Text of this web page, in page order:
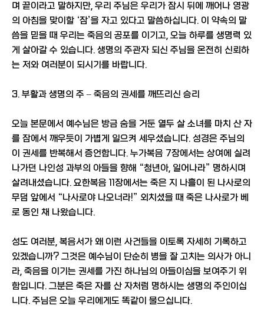
며 끝이라고 말하지만, 우리 주님은 우리가 잠시 뒤에 깨어나 영광
의 아침을 맞이할 ‘잠’을 자고 있다고 말씀하십니다. 이 약속의 말
씀을 믿을 때 우리는 죽음의 공포를 이기고, 오늘 하루를 생명력 있
게 살아갈 수 있습니다. 생명의 주관자 되신 주님을 온전히 신뢰하
는 저와 여러분이 되시기를 바랍니다.
3. 부활과 생명의 주 – 죽음의 권세를 깨뜨리신 승리
오늘 본문에서 예수님은 방금 숨을 거둔 열두 살 소녀를 마치 산 자
를 잠에서 깨우듯이 가볍게 일으켜 세우셨습니다. 성경은 주님의
이 권세를 반복해서 증언합니다. 누가복음 7장에서는 상여에 실려
나가던 나인성 과부의 아들을 향해 “청년아, 일어나라” 명하시며
살려내셨습니다. 요한복음 11장에서는 죽은 지 나흘이 된 나사로의
무덤 앞에서 “나사로야 나오너라!” 외치셨을 때 죽은 나사로가 베
로 동인 채 나왔습니다.
성도 여러분, 복음서가 왜 이런 사건들을 이토록 자세히 기록하고
있겠습니까? 그것은 예수님이 단순히 병을 잘 고치는 의사가 아니
라, 죽음을 이기는 권세를 가진 하나님의 아들이심을 보여주기 위
함입니다. 그분은 죽은 자를 산 자처럼 명하시는 생명의 주인이십
니다. 주님은 오늘 우리에게도 똑같이 물으십니다.